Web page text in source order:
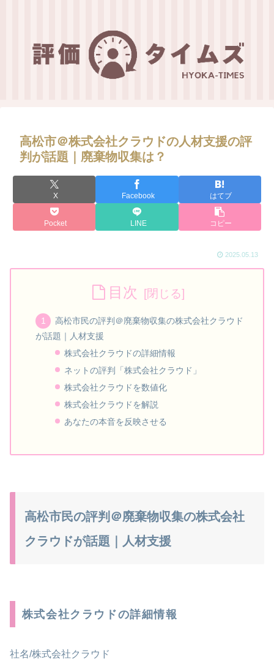
高松市＠株式会社クラウドの人材支援の評
判が話題｜廃棄物収集は？
X Facebook はてブ
Pocket LINE コピー
2025.05.13
目次
高松市民の評判＠廃棄物収集の株式会社クラウド
が話題｜人材支援
株式会社クラウドの詳細情報
ネットの評判「株式会社クラウド」
株式会社クラウドを数値化
株式会社クラウドを解説
あなたの本音を反映させる
高松市民の評判＠廃棄物収集の株式会社
クラウドが話題｜人材支援
株式会社クラウドの詳細情報
社名/株式会社クラウド